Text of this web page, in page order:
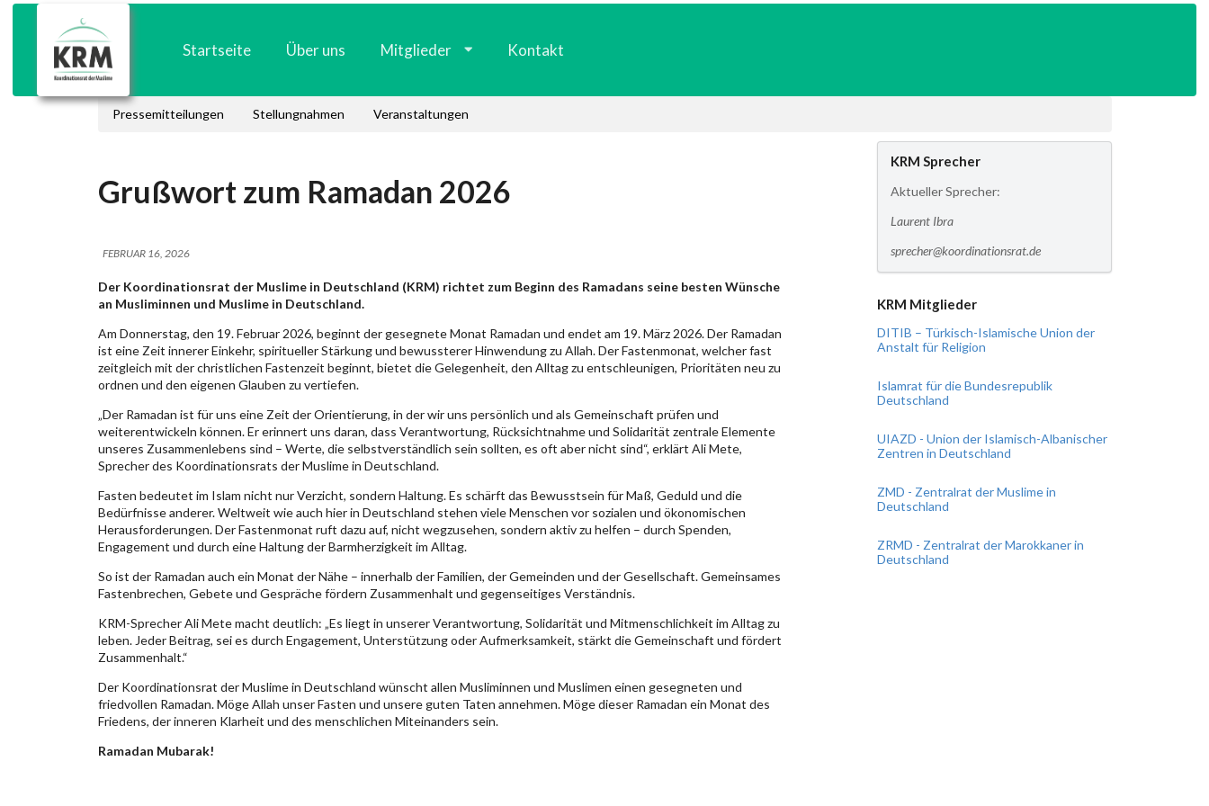
Startseite Über uns Mitglieder Kontakt
Pressemitteilungen Stellungnahmen Veranstaltungen
Grußwort zum Ramadan 2026
FEBRUAR 16, 2026
Der Koordinationsrat der Muslime in Deutschland (KRM) richtet zum Beginn des Ramadans seine besten Wünsche
an Musliminnen und Muslime in Deutschland.
Am Donnerstag, den 19. Februar 2026, beginnt der gesegnete Monat Ramadan und endet am 19. März 2026. Der Ramadan
ist eine Zeit innerer Einkehr, spiritueller Stärkung und bewussterer Hinwendung zu Allah. Der Fastenmonat, welcher fast
zeitgleich mit der christlichen Fastenzeit beginnt, bietet die Gelegenheit, den Alltag zu entschleunigen, Prioritäten neu zu
ordnen und den eigenen Glauben zu vertiefen.
„Der Ramadan ist für uns eine Zeit der Orientierung, in der wir uns persönlich und als Gemeinschaft prüfen und
weiterentwickeln können. Er erinnert uns daran, dass Verantwortung, Rücksichtnahme und Solidarität zentrale Elemente
unseres Zusammenlebens sind – Werte, die selbstverständlich sein sollten, es oft aber nicht sind“, erklärt Ali Mete,
Sprecher des Koordinationsrats der Muslime in Deutschland.
Fasten bedeutet im Islam nicht nur Verzicht, sondern Haltung. Es schärft das Bewusstsein für Maß, Geduld und die
Bedürfnisse anderer. Weltweit wie auch hier in Deutschland stehen viele Menschen vor sozialen und ökonomischen
Herausforderungen. Der Fastenmonat ruft dazu auf, nicht wegzusehen, sondern aktiv zu helfen – durch Spenden,
Engagement und durch eine Haltung der Barmherzigkeit im Alltag.
So ist der Ramadan auch ein Monat der Nähe – innerhalb der Familien, der Gemeinden und der Gesellschaft. Gemeinsames
Fastenbrechen, Gebete und Gespräche fördern Zusammenhalt und gegenseitiges Verständnis.
KRM-Sprecher Ali Mete macht deutlich: „Es liegt in unserer Verantwortung, Solidarität und Mitmenschlichkeit im Alltag zu
leben. Jeder Beitrag, sei es durch Engagement, Unterstützung oder Aufmerksamkeit, stärkt die Gemeinschaft und fördert
Zusammenhalt.“
Der Koordinationsrat der Muslime in Deutschland wünscht allen Musliminnen und Muslimen einen gesegneten und
friedvollen Ramadan. Möge Allah unser Fasten und unsere guten Taten annehmen. Möge dieser Ramadan ein Monat des
Friedens, der inneren Klarheit und des menschlichen Miteinanders sein.
Ramadan Mubarak!
KRM Sprecher
Aktueller Sprecher:
Laurent Ibra
sprecher@koordinationsrat.de
KRM Mitglieder
DITIB – Türkisch-Islamische Union der
Anstalt für Religion
Islamrat für die Bundesrepublik
Deutschland
UIAZD - Union der Islamisch-Albanischer
Zentren in Deutschland
ZMD - Zentralrat der Muslime in
Deutschland
ZRMD - Zentralrat der Marokkaner in
Deutschland